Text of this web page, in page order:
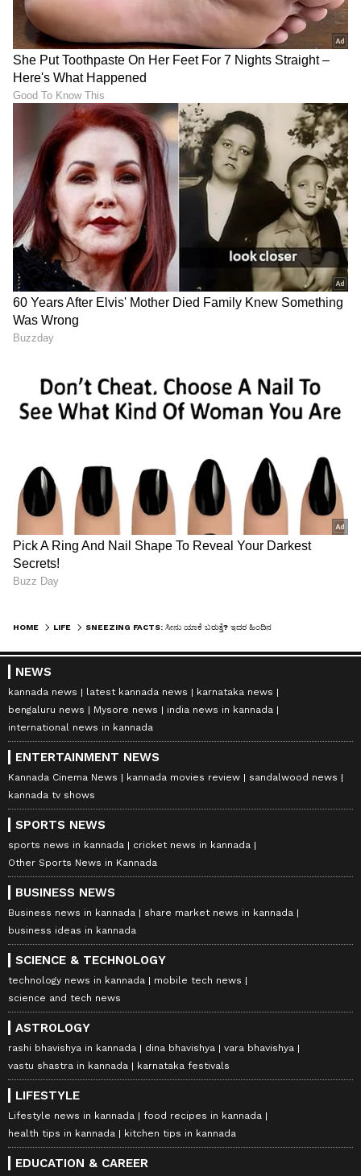
HOME LIFE
NEWS
kannada news latest kannada news
karnataka news
bengaluru news
Mysore news
india news in kannada
international news in kannada
ENTERTAINMENT NEWS
Kannada Cinema News kannada movies review
sandalwood news
kannada tv shows
SPORTS NEWS
sports news in kannada
cricket news in kannada
Other Sports News in Kannada
BUSINESS NEWS
Business news in kannada
share market news in kannada
business ideas in kannada
SCIENCE & TECHNOLOGY
technology news in kannada
mobile tech news
science and tech news
ASTROLOGY
rashi bhavishya in kannada dina bhavishya
vara bhavishya
vastu shastra in kannada
karnataka festivals
LIFESTYLE
Lifestyle news in kannada
food recipes in kannada
health tips in kannada
kitchen tips in kannada
EDUCATION & CAREER